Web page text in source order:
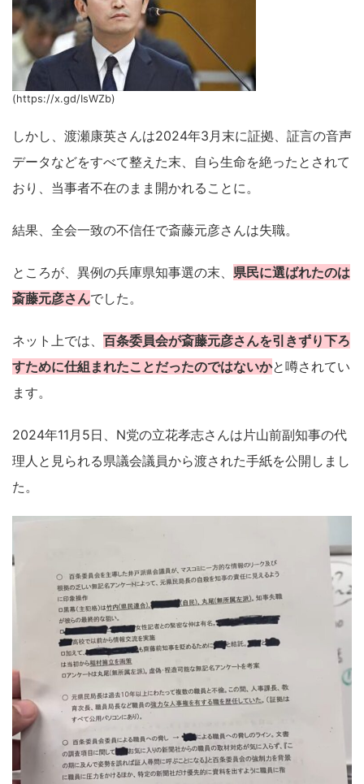
(https://x.gd/IsWZb)
しかし、渡瀬康英さんは2024年3月末に証拠、証言の音声
データなどをすべて整えた末、自ら生命を絶ったとされて
おり、当事者不在のまま開かれることに。
結果、全会一致の不信任で斎藤元彦さんは失職。
ところが、異例の兵庫県知事選の末、 県民に選ばれたのは
斎藤元彦さんでした。
ネット上では、 百条委員会が斎藤元彦さんを引きずり下ろ
すために仕組まれたことだったのではないかと噂されてい
ます。
2024年11月5日、N党の立花孝志さんは片山前副知事の代
理人と見られる県議会議員から渡された手紙を公開しまし
た。